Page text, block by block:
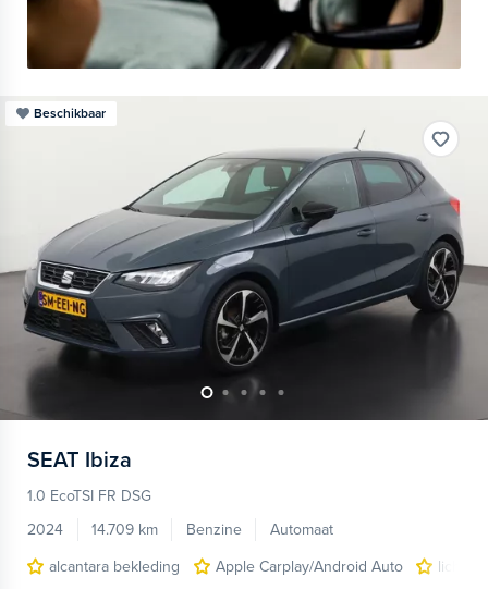
Beschikbaar
SEAT Ibiza
1.0 EcoTSI FR DSG
2024
14.709 km Benzine
Automaat
alcantara bekleding
Apple Carplay/Android Auto